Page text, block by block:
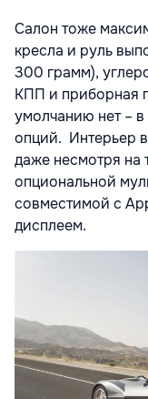
Салон тоже
кресла и руль
300 грамм),
КПП и приборная
умолчанию нет – в
опций. Интерьер
даже несмотря на
опциональной
совместимой с
дисплеем.